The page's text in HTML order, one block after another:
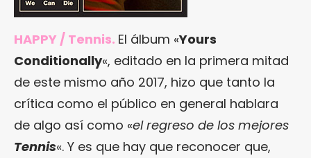
HAPPY / Tennis. El álbum «Yours
Conditionally«, editado en la primera mitad
de este mismo año 2017, hizo que tanto la
crítica como el público en general hablara
de algo así como «el regreso de los mejores
Tennis«. Y es que hay que reconocer que,